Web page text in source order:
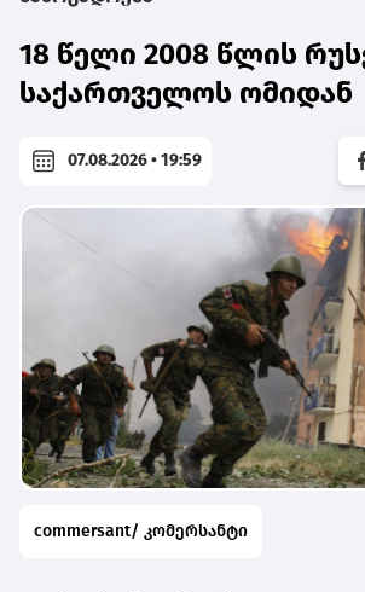
18 წელი 2008 წლის
საქართველოს ომიდან
07.08.2026 • 19:59
commersant/ კომერსანტი